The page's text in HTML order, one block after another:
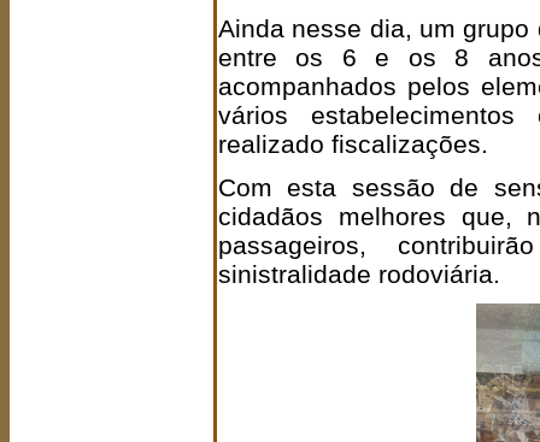
Ainda nesse dia, um
entre os 6 e os 8
acompanhados pelos
vários
realizado fiscalizações.
Com esta sessão de
cidadãos melhores que,
passageiros,
sinistralidade rodoviária.